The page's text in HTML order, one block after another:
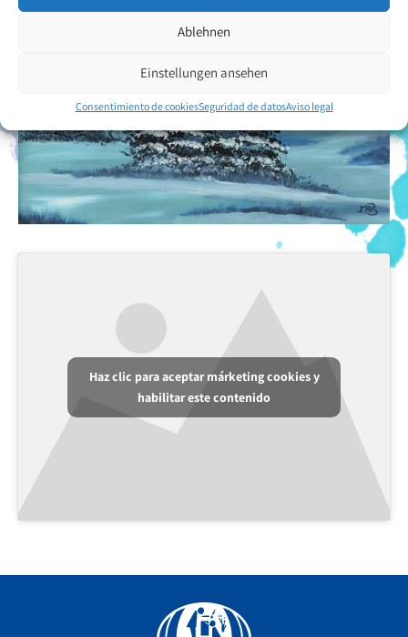
Ablehnen
Einstellungen ansehen
Consentimiento de cookiesSeguridad de datosAviso legal
Haz clic para aceptar márketing cookies y
habilitar este contenido
Facebook
YouTube
Instagram